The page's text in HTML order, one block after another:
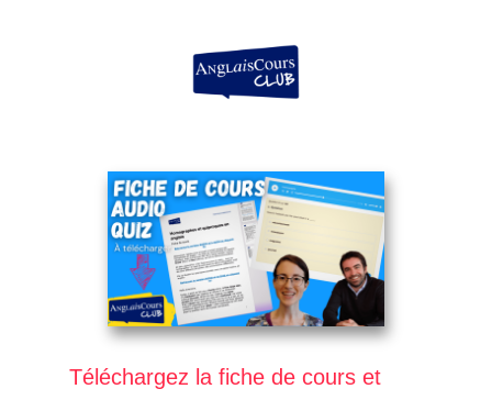
Téléchargez la fiche de cours et